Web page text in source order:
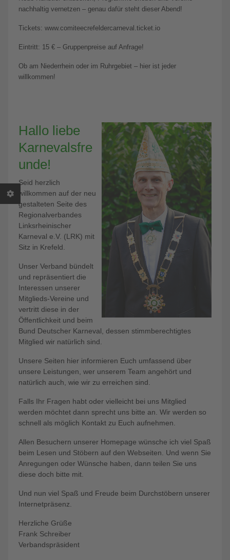
nachhaltig vernetzen – genau dafür steht dieser Abend!
Tickets: www.comiteecrefeldercarneval.ticket.io
Eintritt: 15 € – Gruppenpreise auf Anfrage!
Ob am Niederrhein oder im Ruhrgebiet – hier ist jeder
willkommen!
Hallo liebe
Karnevalsfre
unde!
Seid herzlich
willkommen auf der neu
gestalteten Seite des
Regionalverbandes
Linksrheinischer
Karneval e.V. (LRK) mit
Sitz in Krefeld.
Unser Verband bündelt
und repräsentiert die
Interessen unserer
Mitglieds-Vereine und
vertritt diese in der
Öffentlichkeit und beim
Bund Deutscher Karneval, dessen stimmberechtigtes
Mitglied wir natürlich sind.
Unsere Seiten hier informieren Euch umfassend über
unsere Leistungen, wer unserem Team angehört und
natürlich auch, wie wir zu erreichen sind.
Falls Ihr Fragen habt oder vielleicht bei uns Mitglied
werden möchtet dann sprecht uns bitte an. Wir werden so
schnell als möglich Kontakt zu Euch aufnehmen.
Allen Besuchern unserer Homepage wünsche ich viel Spaß
beim Lesen und Stöbern auf den Webseiten. Und wenn Sie
Anregungen oder Wünsche haben, dann teilen Sie uns
diese doch bitte mit.
Und nun viel Spaß und Freude beim Durchstöbern unserer
Internetpräsenz.
Herzliche Grüße
Frank Schreiber
Verbandspräsident